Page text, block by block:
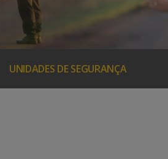
UNIDADES DE SEGURANÇA